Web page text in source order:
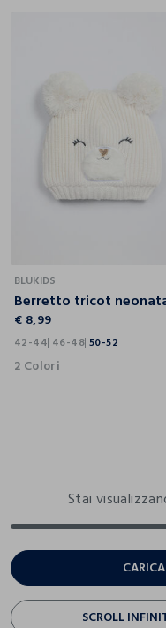
BLUKIDS
Berretto tricot
€ 8,99
42-44 46-48 50-52
2 Colori
Stai
SCROLL